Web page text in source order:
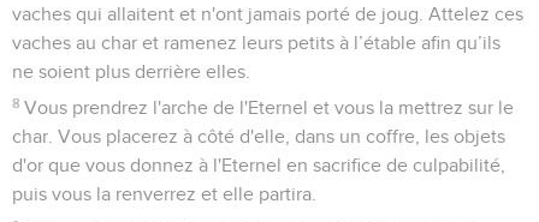
vaches qui allaitent et n'ont jamais porté de joug. Attelez ces
vaches au char et ramenez leurs petits à l’étable afin qu’ils
ne soient plus derrière elles.
8 Vous prendrez l'arche de l'Eternel et vous la mettrez sur le
char. Vous placerez à côté d'elle, dans un coffre, les objets
d'or que vous donnez à l'Eternel en sacrifice de culpabilité,
puis vous la renverrez et elle partira.